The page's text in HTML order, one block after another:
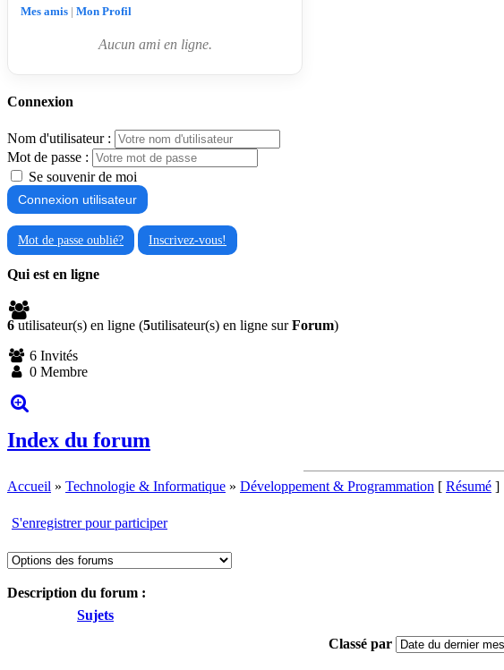
Mes amis | Mon Profil
Aucun ami en ligne.
Connexion
Nom d'utilisateur :
Mot de passe :
Se souvenir de moi
Mot de passe oublié? Inscrivez-vous!
Qui est en ligne
6 utilisateur(s) en ligne (5utilisateur(s) en ligne surForum)
6 Invités
0 Membre
Index du forum
Accueil » Technologie & Informatique » Développement & Programmation [ Résumé ]
S'enregistrer pour participer
Description du forum :
Sujets
Classé par